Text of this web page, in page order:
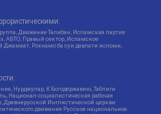
Движение Талибан, Исламская партия
АБТО, Правый сектор, Исламское
Рохнамо ба суи давлати исломи,
Нурджулар, К Богодержавию, Таблиги
Национал-социалистическая рабочая
Древнерусской Инглистической церкви
движения Русское национальное